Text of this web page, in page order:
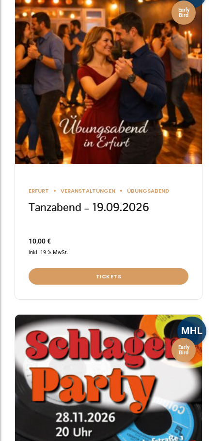
Early
Bird
ERFURT VERANSTALTUNGEN ÜBUNGSABEND
Tanzabend – 19.09.2026
10,00€
inkl. 19 % MwSt.
TICKETS
MHL
Early
Bird